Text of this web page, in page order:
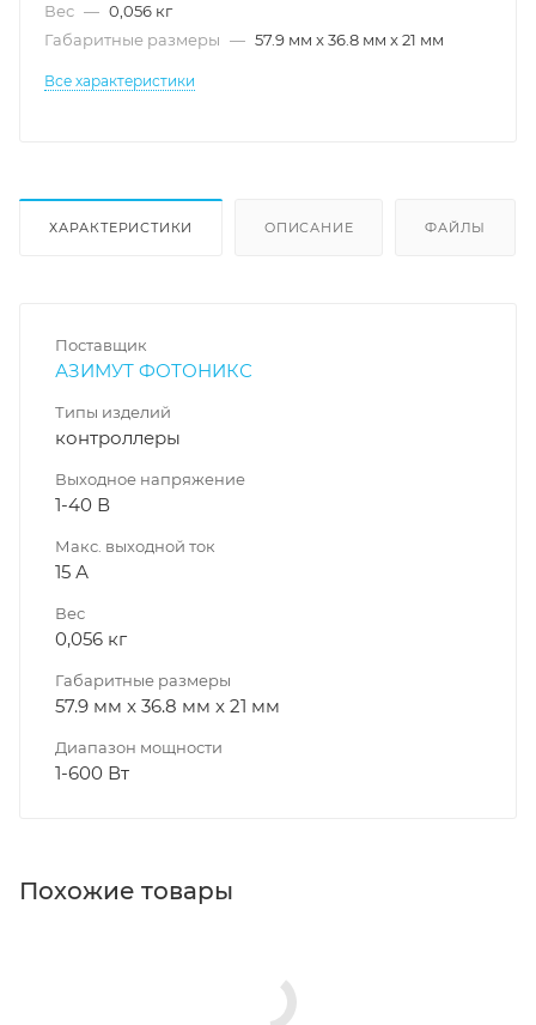
Вес — 0,056 кг
Габаритные размеры — 57.9 мм x 36.8 мм x 21 мм
Все характеристики
ХАРАКТЕРИСТИКИ ОПИСАНИЕ ФАЙЛЫ
Поставщик
АЗИМУТ ФОТОНИКС
Типы изделий
контроллеры
Выходное напряжение
1-40 В
Макс. выходной ток
15 А
Вес
0,056 кг
Габаритные размеры
57.9 мм x 36.8 мм x 21 мм
Диапазон мощности
1-600 Вт
Похожие товары